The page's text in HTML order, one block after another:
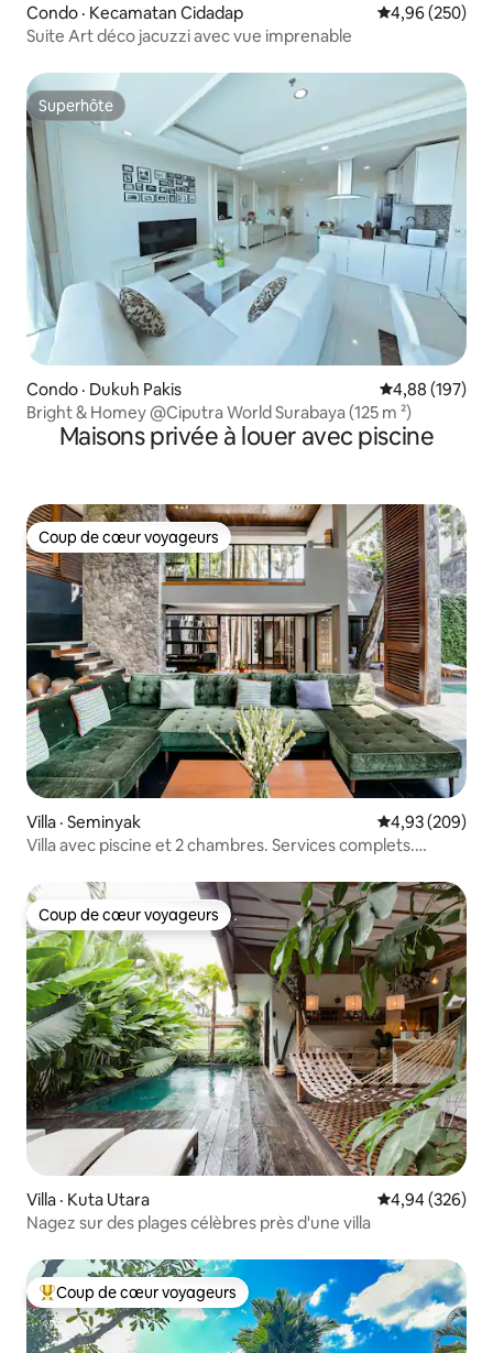
Condo · Kecamatan Cidadap Note
4,96 (250)
Suite Art déco jacuzzi avec vue imprenable
Superhôte
Superhôte
Condo · Dukuh Pakis Note
4,88 (197)
Bright & Homey @Ciputra World Surabaya (125 m ²)
Maisons privée à louer avec piscine
Coup de cœur voyageurs
Coup de cœur voyageurs
Villa · Seminyak Note
4,93 (209)
Villa avec piscine et 2 chambres. Services complets.
Coup de cœur voyageurs
Coup de cœur voyageurs
Villa · Kuta Utara Note
4,94 (326)
Nagez sur des plages célèbres près d'une villa
Coup de cœur voyageurs parmi les plus aimés
Coup de cœur voyageurs